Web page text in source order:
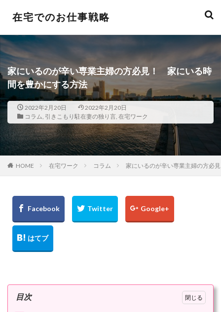
在宅でのお仕事戦略
家にいるのが辛い専業主婦の方必見！ 家にいる時
間を豊かにする方法
2022年2月20日
2022年2月20日
コラム, 引きこもり駐在妻の独り言, 在宅ワーク
HOME 在宅ワーク コラム 家にいるのが辛い専業主婦の方必
目次